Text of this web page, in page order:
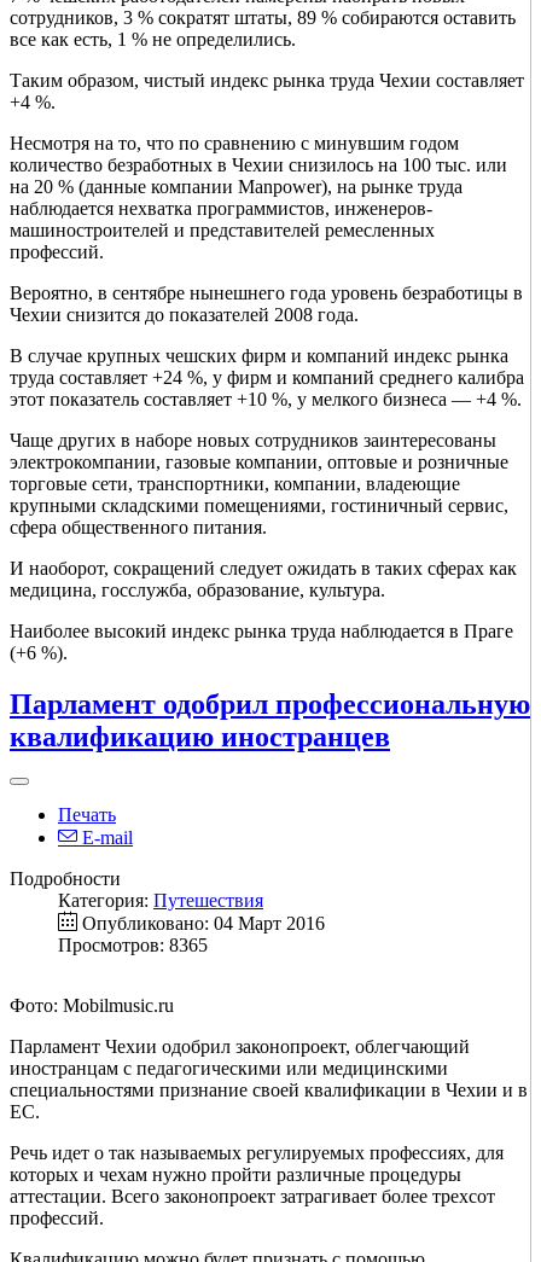
сотрудников, 3 % сократят штаты, 89 % собираются оставить
все как есть, 1 % не определились.
Таким образом, чистый индекс рынка труда Чехии составляет
+4 %.
Несмотря на то, что по сравнению с минувшим годом
количество безработных в Чехии снизилось на 100 тыс. или
на 20 % (данные компании Manpower), на рынке труда
наблюдается нехватка программистов, инженеров-
машиностроителей и представителей ремесленных
профессий.
Вероятно, в сентябре нынешнего года уровень безработицы в
Чехии снизится до показателей 2008 года.
В случае крупных чешских фирм и компаний индекс рынка
труда составляет +24 %, у фирм и компаний среднего калибра
этот показатель составляет +10 %, у мелкого бизнеса — +4 %.
Чаще других в наборе новых сотрудников заинтересованы
электрокомпании, газовые компании, оптовые и розничные
торговые сети, транспортники, компании, владеющие
крупными складскими помещениями, гостиничный сервис,
сфера общественного питания.
И наоборот, сокращений следует ожидать в таких сферах как
медицина, госслужба, образование, культура.
Наиболее высокий индекс рынка труда наблюдается в Праге
(+6 %).
Парламент одобрил профессиональную
квалификацию иностранцев
Печать
E-mail
Подробности
Категория: Путешествия
Опубликовано: 04 Март 2016
Просмотров: 8365
Фото: Mobilmusic.ru
Парламент Чехии одобрил законопроект, облегчающий
иностранцам с педагогическими или медицинскими
специальностями признание своей квалификации в Чехии и в
ЕС.
Речь идет о так называемых регулируемых профессиях, для
которых и чехам нужно пройти различные процедуры
аттестации. Всего законопроект затрагивает более трехсот
профессий.